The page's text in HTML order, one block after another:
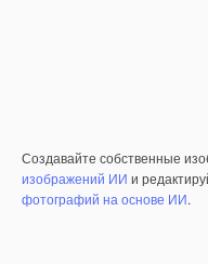
Создавайте собственные
изображений ИИ и
фотографий на основе ИИ.